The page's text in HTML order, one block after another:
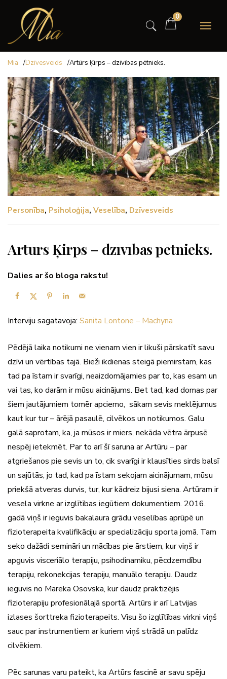
0
Mia /Dzīvesveids /Artūrs Ķirps – dzīvības pētnieks.
Personība, Psiholoģija, Veselība, Dzīvesveids
Artūrs Ķirps – dzīvības pētnieks.
Dalies ar šo bloga rakstu!
Interviju sagatavoja: Sanita Lontone – Machyna
Pēdējā laika notikumi ne vienam vien ir likuši pārskatīt savu
dzīvi un vērtības tajā. Bieži ikdienas steigā piemirstam, kas
tad pa īstam ir svarīgi, neaizdomājamies par to, kas esam un
vai tas, ko darām ir mūsu aicinājums. Bet tad, kad domas par
šiem jautājumiem tomēr apciemo, sākam sevis meklējumus
kaut kur tur – ārējā pasaulē, cilvēkos un notikumos. Galu
galā saprotam, ka, ja mūsos ir miers, nekāda vētra ārpusē
nespēj ietekmēt. Par to arī šī saruna ar Artūru – par
atgriešanos pie sevis un to, cik svarīgi ir klausīties sirds balsī
un sajūtās, jo tad, kad pa īstam sekojam aicinājumam, mūsu
priekšā atveras durvis, tur, kur kādreiz bijusi siena. Artūram ir
vesela virkne ar izglītības iegūtiem dokumentiem. 2016.
gadā viņš ir ieguvis bakalaura grādu veselības aprūpē un
fizioterapeita kvalifikāciju ar specializāciju sporta jomā. Tam
seko dažādi semināri un mācības pie ārstiem, kur viņš ir
apguvis visceriālo terapiju, psihodinamiku, pēcdzemdību
terapiju, rekonekcijas terapiju, manuālo terapiju. Daudz
ieguvis no Mareka Osovska, kur daudz praktizējis
fizioterapiju profesionālajā sportā. Artūrs ir arī Latvijas
izlases šorttreka fizioterapeits. Visu šo izglītības virkni viņš
sauc par instrumentiem ar kuriem viņš strādā un palīdz
cilvēkiem.
Pēc sarunas varu pateikt, ka Artūrs fascinē ar savu spēju